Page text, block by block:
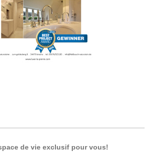
de vie exclusif pour vous!